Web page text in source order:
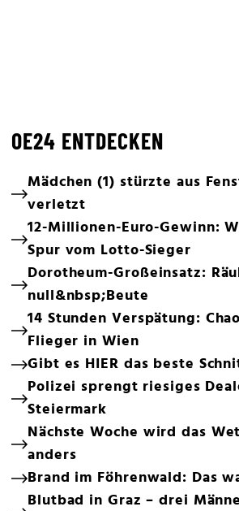
OE24 ENTDECKEN
Mädchen (1) stürzte aus
verletzt
12-Millionen-Euro-Gewinn:
Spur vom Lotto-Sieger
Dorotheum-Großeinsatz:
null&nbsp;Beute
14 Stunden Verspätung:
Flieger in Wien
Gibt es HIER das beste
Polizei sprengt riesiges
Steiermark
Nächste Woche wird das
anders
Brand im Föhrenwald: Das
Blutbad in Graz – drei